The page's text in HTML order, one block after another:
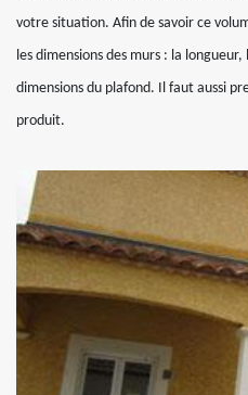
votre situation. Afin de savoir ce
les dimensions des murs : la
dimensions du plafond. Il faut aussi
produit.